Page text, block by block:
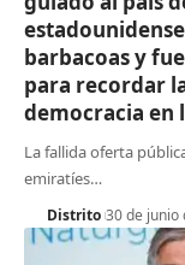
barbacoas y
para recordar
democracia en
La fallida oferta
emiratíes…
Distrito 30 de junio